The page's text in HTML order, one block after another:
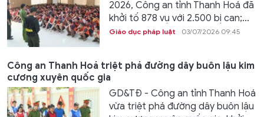
2026, Công an tỉnh Thanh Hoá đã
khởi tố 878 vụ với 2.500 bị can;...
Giáo dục pháp luật 03/07/2026 09:45
Công an Thanh Hoá triệt phá đường dây buôn lậu kim
cương xuyên quốc gia
GD&TĐ - Công an tỉnh Thanh Hoá
vừa triệt phá đường dây buôn lậu